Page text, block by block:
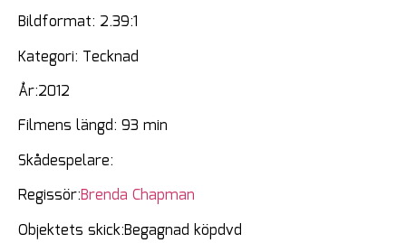
Bildformat: 2.39:1
Kategori: Tecknad
År:2012
Filmens längd: 93 min
Skådespelare:
Regissör:Brenda Chapman
Objektets skick:Begagnad köpdvd